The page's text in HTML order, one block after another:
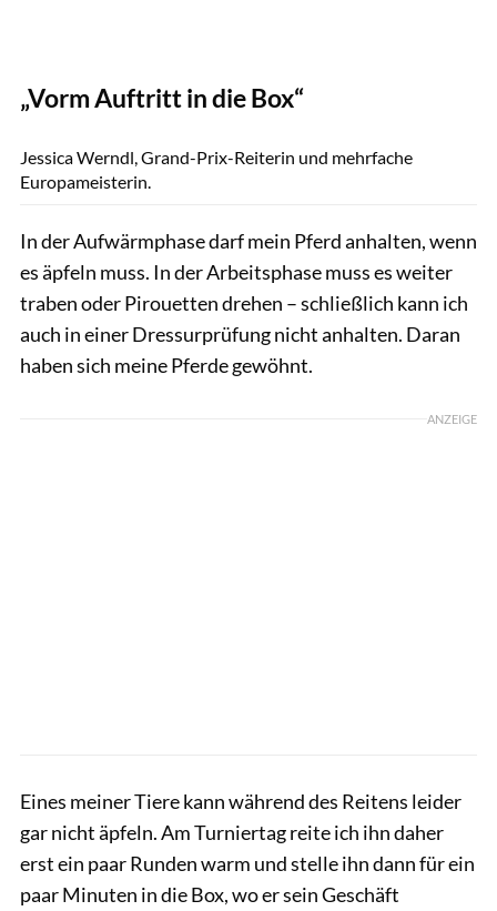
„Vorm Auftritt in die Box“
Jessica Werndl, Grand-Prix-Reiterin und mehrfache
Europameisterin.
In der Aufwärmphase darf mein Pferd anhalten, wenn
es äpfeln muss. In der Arbeitsphase muss es weiter
traben oder Pirouetten drehen – schließlich kann ich
auch in einer Dressurprüfung nicht anhalten. Daran
haben sich meine Pferde gewöhnt.
ANZEIGE
Eines meiner Tiere kann während des Reitens leider
gar nicht äpfeln. Am Turniertag reite ich ihn daher
erst ein paar Runden warm und stelle ihn dann für ein
paar Minuten in die Box, wo er sein Geschäft